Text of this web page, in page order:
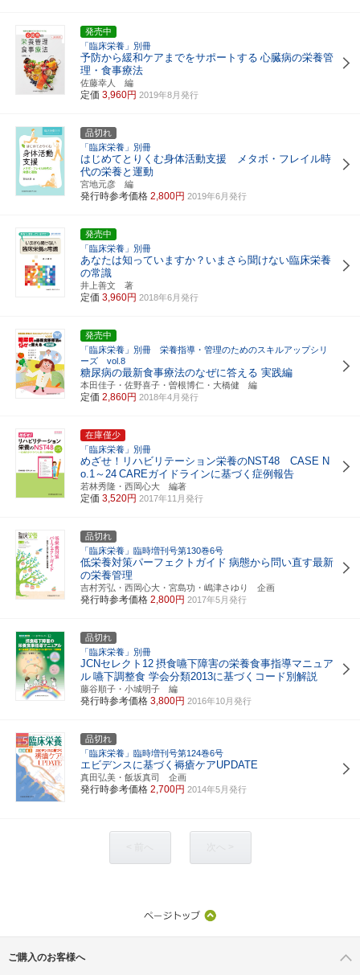
発売中
「臨床栄養」別冊
予防から緩和ケアまでをサポートする 心臓病の栄養管
理・食事療法
佐藤幸人 編
定価 3,960円 2019年8月発行
品切れ
「臨床栄養」別冊
はじめてとりくむ身体活動支援 メタボ・フレイル時
代の栄養と運動
宮地元彦 編
発行時参考価格 2,800円 2019年6月発行
発売中
「臨床栄養」別冊
あなたは知っていますか？いまさら聞けない臨床栄養
の常識
井上善文 著
定価 3,960円 2018年6月発行
発売中
「臨床栄養」別冊 栄養指導・管理のためのスキルアップシリ
ーズ vol.8
糖尿病の最新食事療法のなぜに答える 実践編
本田佳子・佐野喜子・曽根博仁・大橋健 編
定価 2,860円 2018年4月発行
在庫僅少
「臨床栄養」別冊
めざせ！リハビリテーション栄養のNST48 CASE N
o.1～24 CAREガイドラインに基づく症例報告
若林秀隆・西岡心大 編著
定価 3,520円 2017年11月発行
品切れ
「臨床栄養」臨時増刊号第130巻6号
低栄養対策パーフェクトガイド 病態から問い直す最新
の栄養管理
吉村芳弘・西岡心大・宮島功・嶋津さゆり 企画
発行時参考価格 2,800円 2017年5月発行
品切れ
「臨床栄養」別冊
JCNセレクト12 摂食嚥下障害の栄養食事指導マニュア
ル 嚥下調整食 学会分類2013に基づくコード別解説
藤谷順子・小城明子 編
発行時参考価格 3,800円 2016年10月発行
品切れ
「臨床栄養」臨時増刊号第124巻6号
エビデンスに基づく褥瘡ケアUPDATE
真田弘美・飯坂真司 企画
発行時参考価格 2,700円 2014年5月発行
ご購入のお客様へ